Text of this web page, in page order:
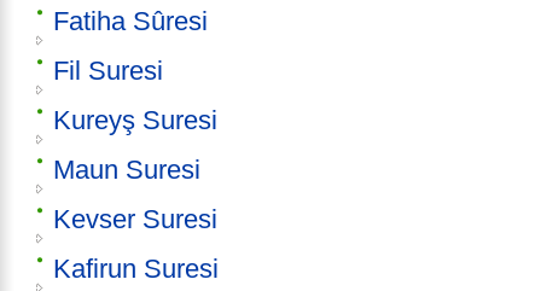
Fatiha Sûresi
Fil Suresi
Kureyş Suresi
Maun Suresi
Kevser Suresi
Kafirun Suresi